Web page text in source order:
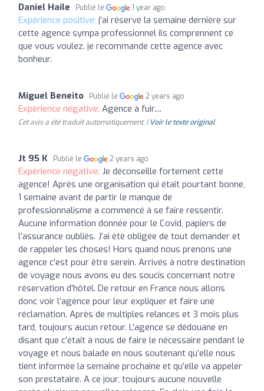
Daniel Haile Publié le 1 year ago
Expérience positive: j'ai réservé la semaine dernière sur
cette agence sympa professionnel ils comprennent ce
que vous voulez. je recommande cette agence avec
bonheur.
Miguel Beneito Publié le 2 years ago
Expérience négative: Agence à fuir....
Cet avis a été traduit automatiquement. | Voir le texte original
Jt 95 K Publié le 2 years ago
Expérience négative: Je déconseille fortement cette
agence! Après une organisation qui était pourtant bonne,
1 semaine avant de partir le manque de
professionnalisme a commencé à se faire ressentir.
Aucune information donnée pour le Covid, papiers de
l’assurance oubliés. J’ai été obligée de tout demander et
de rappeler les choses! Hors quand nous prenons une
agence c’est pour être serein. Arrivés à notre destination
de voyage nous avons eu des soucis concernant notre
réservation d’hôtel. De retour en France nous allons
donc voir l’agence pour leur expliquer et faire une
réclamation. Après de multiples relances et 3 mois plus
tard, toujours aucun retour. L’agence se dédouane en
disant que c’était à nous de faire le nécessaire pendant le
voyage et nous balade en nous soutenant qu’elle nous
tient informée la semaine prochaine et qu’elle va appeler
son prestataire. A ce jour, toujours aucune nouvelle